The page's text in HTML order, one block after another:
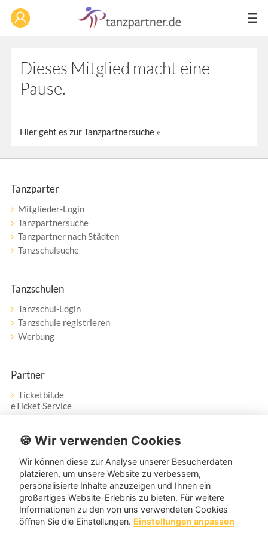
Dieses Mitglied macht eine
Pause.
Hier geht es zur Tanzpartnersuche »
Tanzparter
Mitglieder-Login
Tanzpartnersuche
Tanzpartner nach Städten
Tanzschulsuche
Tanzschulen
Tanzschul-Login
Tanzschule registrieren
Werbung
Partner
Ticketbil.de
eTicket Service
Vertrag widerrufen
Service
Unser Tanzpartner-Service hilft Ihnen bei Fragen und
Anregungen gerne weiter!
🍪 Wir verwenden Cookies
Wir können diese zur Analyse unserer Besucherdaten
platzieren, um unsere Website zu verbessern,
personalisierte Inhalte anzuzeigen und Ihnen ein
großartiges Website-Erlebnis zu bieten. Für weitere
Informationen zu den von uns verwendeten Cookies
öffnen Sie die Einstellungen. Einstellungen anpassen